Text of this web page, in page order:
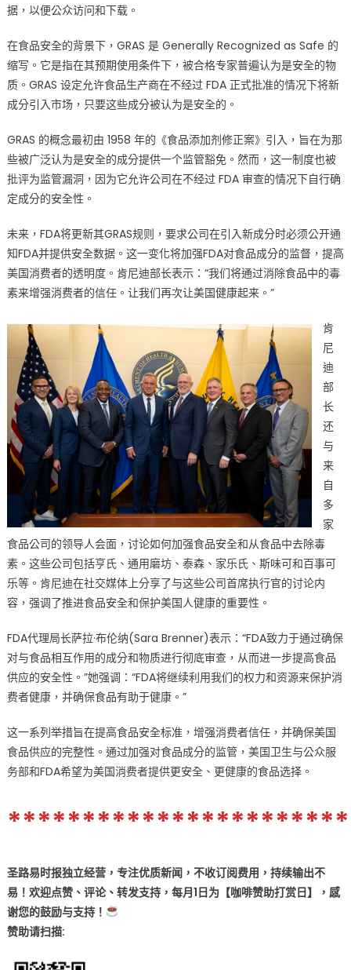
监
管
GRAS
规
则
将
迎
来
变
革〉
中
据，以便公众访问和下载。
在食品安全的背景下，GRAS 是 Generally Recognized as Safe 的
缩写。它是指在其预期使用条件下，被合格专家普遍认为是安全的物
质。GRAS 设定允许食品生产商在不经过 FDA 正式批准的情况下将新
成分引入市场，只要这些成分被认为是安全的。
GRAS 的概念最初由 1958 年的《食品添加剂修正案》引入，旨在为那
些被广泛认为是安全的成分提供一个监管豁免。然而，这一制度也被
批评为监管漏洞，因为它允许公司在不经过 FDA 审查的情况下自行确
定成分的安全性。
未来，FDA将更新其GRAS规则，要求公司在引入新成分时必须公开通
知FDA并提供安全数据。这一变化将加强FDA对食品成分的监督，提高
美国消费者的透明度。肯尼迪部长表示：“我们将通过消除食品中的毒
素来增强消费者的信任。让我们再次让美国健康起来。”
肯
尼
迪
部
长
还
与
来
自
多
家
食品公司的领导人会面，讨论如何加强食品安全和从食品中去除毒
素。这些公司包括亨氏、通用磨坊、泰森、家乐氏、斯味可和百事可
乐等。肯尼迪在社交媒体上分享了与这些公司首席执行官的讨论内
容，强调了推进食品安全和保护美国人健康的重要性。
FDA代理局长萨拉·布伦纳(Sara Brenner)表示：“FDA致力于通过确保
对与食品相互作用的成分和物质进行彻底审查，从而进一步提高食品
供应的安全性。”她强调：“FDA将继续利用我们的权力和资源来保护消
费者健康，并确保食品有助于健康。”
这一系列举措旨在提高食品安全标准，增强消费者信任，并确保美国
食品供应的完整性。通过加强对食品成分的监管，美国卫生与公众服
务部和FDA希望为美国消费者提供更安全、更健康的食品选择。
圣路易时报独立经营，专注优质新闻，不收订阅费用，持续输出不
易！欢迎点赞、评论、转发支持，每月1日为【咖啡赞助打赏日】，感
谢您的鼓励与支持！
赞助请扫描: